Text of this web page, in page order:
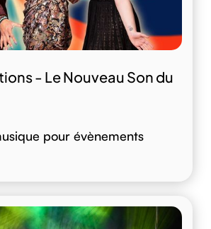
- Le Nouveau Son du
pour évènements